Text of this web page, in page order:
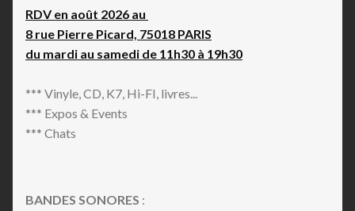
RDV en août 2026 au
8 rue Pierre Picard, 75018 PARIS
du mardi au samedi de 11h30 à 19h30
*** Vinyle, CD, K7, Hi-FI, livres...
*** Expos & Events
*** Chats
BANDES SONORES :